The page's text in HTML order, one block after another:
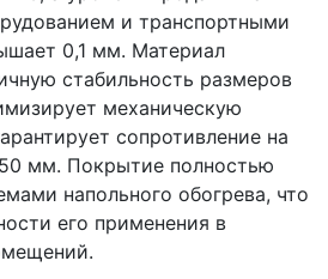
и транспортными
0,1 мм. Материал
стабильность размеров
механическую
сопротивление на
мм. Покрытие полностью
напольного обогрева, что
его применения в